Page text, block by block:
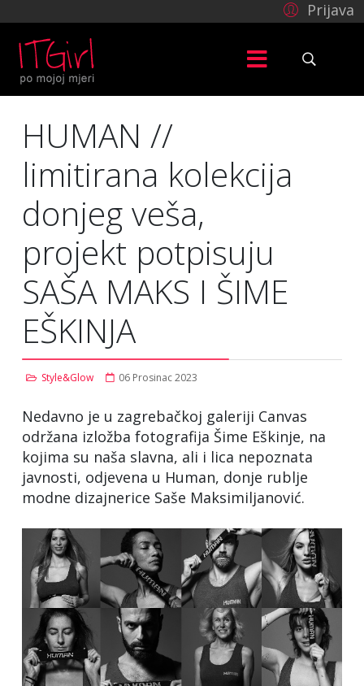
Prijava
HUMAN //
limitirana kolekcija
donjeg veša,
projekt potpisuju
SAŠA MAKS I ŠIME
EŠKINJA
Style&Glow 06 Prosinac 2023
Nedavno je u zagrebačkoj galeriji Canvas
održana izložba fotografija Šime Eškinje, na
kojima su naša slavna, ali i lica nepoznata
javnosti, odjevena u Human, donje rublje
modne dizajnerice Saše Maksimiljanović.